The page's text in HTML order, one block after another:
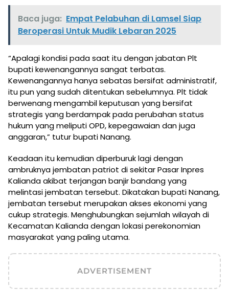
Baca juga: Empat Pelabuhan di Lamsel Siap
Beroperasi Untuk Mudik Lebaran 2025
“Apalagi kondisi pada saat itu dengan jabatan Plt
bupati kewenangannya sangat terbatas.
Kewenangannya hanya sebatas bersifat administratif,
itu pun yang sudah ditentukan sebelumnya. Plt tidak
berwenang mengambil keputusan yang bersifat
strategis yang berdampak pada perubahan status
hukum yang meliputi OPD, kepegawaian dan juga
anggaran,” tutur bupati Nanang.
Keadaan itu kemudian diperburuk lagi dengan
ambruknya jembatan patriot di sekitar Pasar Inpres
Kalianda akibat terjangan banjir bandang yang
melintasi jembatan tersebut. Dikatakan bupati Nanang,
jembatan tersebut merupakan akses ekonomi yang
cukup strategis. Menghubungkan sejumlah wilayah di
Kecamatan Kalianda dengan lokasi perekonomian
masyarakat yang paling utama.
ADVERTISEMENT